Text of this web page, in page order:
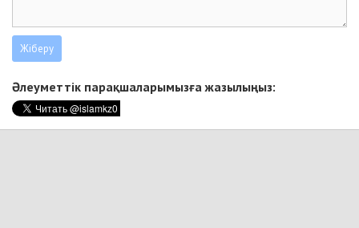
Әлеуметтік парақшаларымызға жазылыңыз: